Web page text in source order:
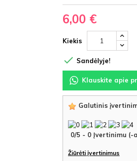
6,00 €
Kiekis
 Sandėlyje!
Klauskite apie
Galutinis
0/5 - 0 Įvertinimu (-
Žiūrėti įvertinimus